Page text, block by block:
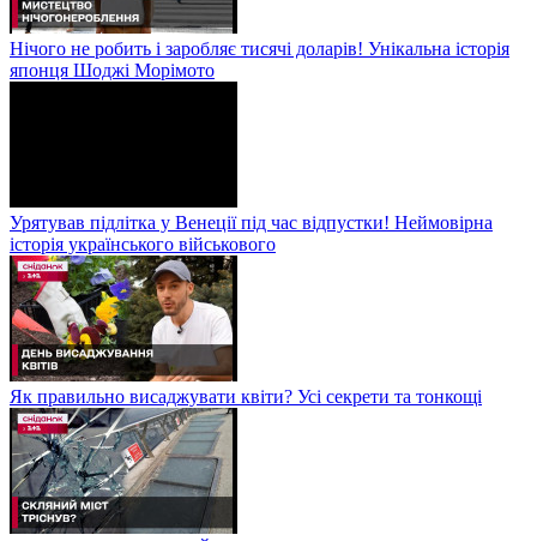
Нічого не робить і заробляє тисячі доларів! Унікальна історія
японця Шоджі Морімото
Урятував підлітка у Венеції під час відпустки! Неймовірна
історія українського військового
Як правильно висаджувати квіти? Усі секрети та тонкощі